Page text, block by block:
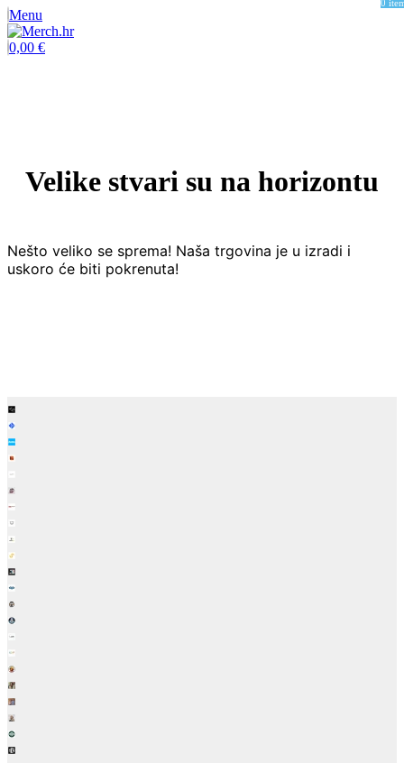
Menu
0
0,00 €
Velike stvari su na horizontu
Nešto veliko se sprema! Naša trgovina je u izradi i
uskoro će biti pokrenuta!